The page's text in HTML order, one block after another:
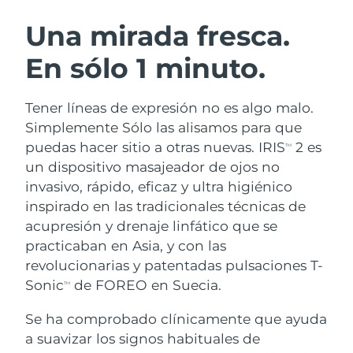
Una mirada fresca.
En sólo 1 minuto.
Tener líneas de expresión no es algo malo.
Simplemente Sólo las alisamos para que
puedas hacer sitio a otras nuevas. IRISTM
2 es
un dispositivo masajeador de ojos no
invasivo, rápido, eficaz y ultra higiénico
inspirado en las tradicionales técnicas de
acupresión y drenaje linfático que se
practicaban en Asia, y con las
revolucionarias y patentadas pulsaciones T-
SonicTM de FOREO en Suecia.
Se ha comprobado clínicamente que ayuda
a suavizar los signos habituales de
LUNA™ 4 pack
Anti-aging massage
LUNA™ 4 Plus
Massage, LED heating
LUNA™ 4 Men
BEAR™ 2 pack
Microcurrent toning
BEAR™ 2 go
Microcurrent toning on-the-go
BEAR™ 2 eyes & lips
Hidratación
UFO™ 3 pack
Deep facial hydration
UFO™ 3 LED
Near-infrared and red light therapy
device
Cuidado bucal
issa™ 4
Hybrid silicone sonic toothbrush
Smart hybrid silicone sonic toothbrush
TRATAMIENTO ANTIEDAD FAQ™
Antiedad Tratamientos LED
NEW
Austria Entrega prevista
Baréin Entrega prevista
Bélgica
Bermudas Entrega prevista8/15/26
Bosnia y Herzegovina Entrega prevista
Brunéi Entrega prevista8/14/26
Bulgaria Entrega prevista
Canadá Entrega prevista
Chile Entrega prevista8/13/26